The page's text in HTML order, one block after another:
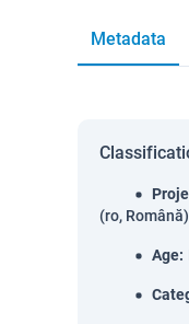
Metadata
(ro, Română)
Age: